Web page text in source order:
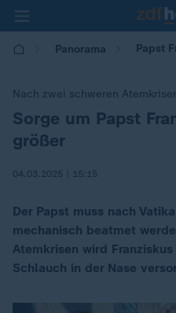
Panorama Papst
Nach zwei schweren
:
Sorge um Papst
größer
04.03.2025 | 15:15
Der Papst muss nach
mechanisch beatmet
Atemkrisen wird
Schlauch in der Nase